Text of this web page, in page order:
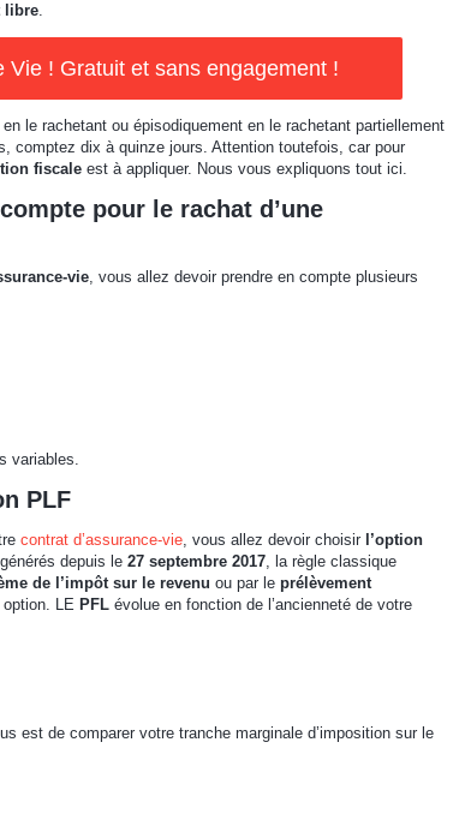
libre.
Vie ! Gratuit et sans engagement !
le rachetant ou épisodiquement en le rachetant partiellement
comptez dix à quinze jours. Attention toutefois, car pour
fiscale est à appliquer. Nous vous expliquons tout ici.
pour le rachat d’une
vie, vous allez devoir prendre en compte plusieurs
variables.
PLF
contrat d’assurance-vie, vous allez devoir choisir l’option
depuis le 27 septembre 2017, la règle classique
de l’impôt sur le revenu ou par le prélèvement
LE PFL évolue en fonction de l’ancienneté de votre
est de comparer votre tranche marginale d’imposition sur le